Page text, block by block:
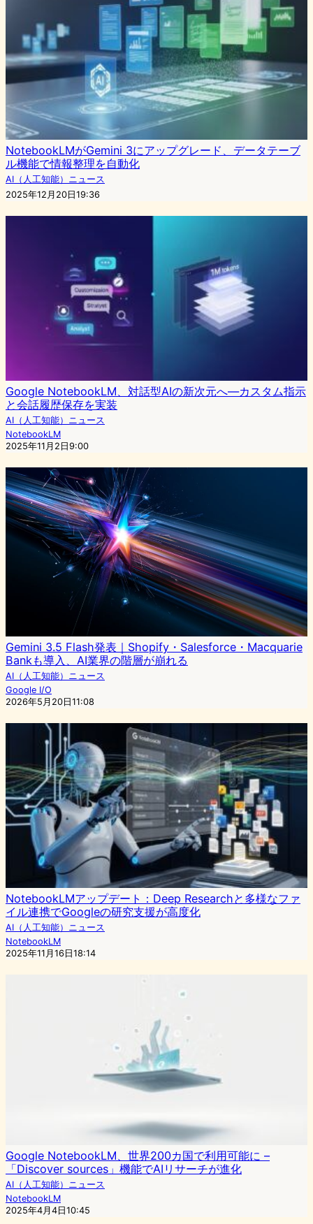
NotebookLMがGemini 3にアップグレード、データテーブ
ル機能で情報整理を自動化
AI（人工知能）ニュース
2025年12月20日19:36
Google NotebookLM、対話型AIの新次元へ―カスタム指示
と会話履歴保存を実装
AI（人工知能）ニュース
NotebookLM
2025年11月2日9:00
Gemini 3.5 Flash発表｜Shopify・Salesforce・Macquarie
Bankも導入、AI業界の階層が崩れる
AI（人工知能）ニュース
Google I/O
2026年5月20日11:08
NotebookLMアップデート：Deep Researchと多様なファ
イル連携でGoogleの研究支援が高度化
AI（人工知能）ニュース
NotebookLM
2025年11月16日18:14
Google NotebookLM、世界200カ国で利用可能に –
「Discover sources」機能でAIリサーチが進化
AI（人工知能）ニュース
NotebookLM
2025年4月4日10:45